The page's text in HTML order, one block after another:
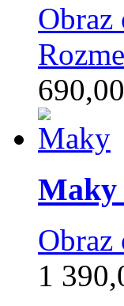
Obraz
Maky
Obraz
1